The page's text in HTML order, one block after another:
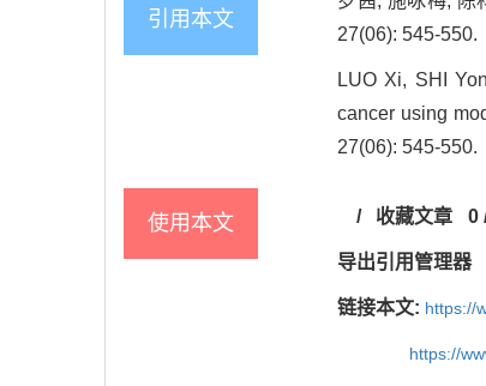
引用本文
27(06): 545-550.
LUO Xi, SHI
cancer using
27(06): 545-550.
使用本文 / 收藏文章 0
导出引用管理器
链接本文: https://
https://